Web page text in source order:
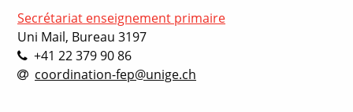
Secrétariat enseignement primaire
Uni Mail, Bureau 3197
+41 22 379 90 86
coordination-fep@unige.ch